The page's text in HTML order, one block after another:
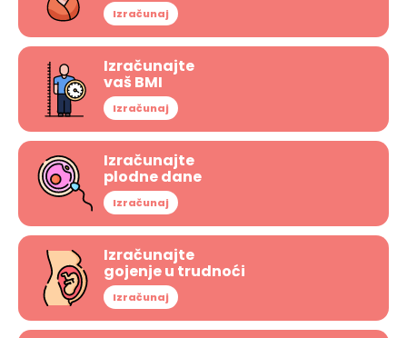
Izračunaj
Izračunajte
vaš BMI
Izračunaj
Izračunajte
plodne dane
Izračunaj
Izračunajte
gojenje u trudnoći
Izračunaj